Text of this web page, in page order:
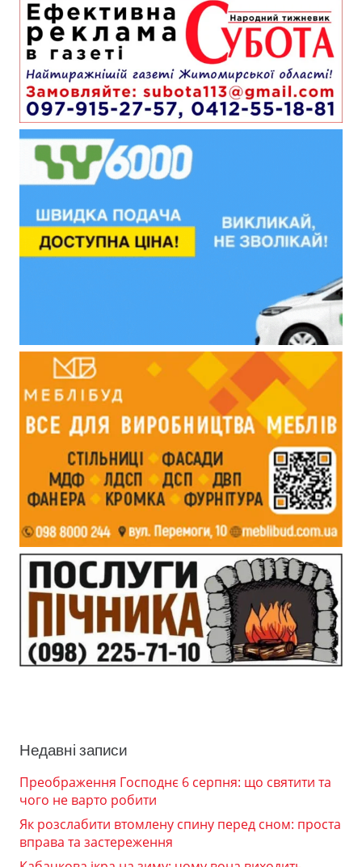
Недавні записи
Преображення Господнє 6 серпня: що святити та
чого не варто робити
Як розслабити втомлену спину перед сном: проста
вправа та застереження